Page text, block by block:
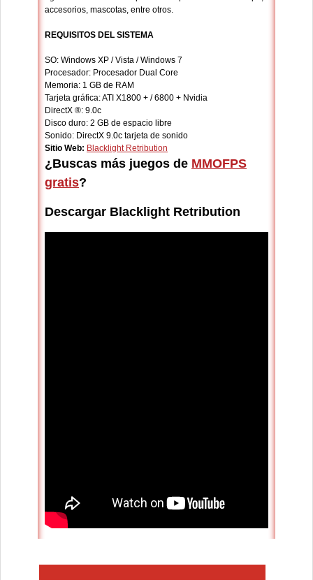
accesorios, mascotas, entre otros.
REQUISITOS DEL SISTEMA
SO: Windows XP / Vista / Windows 7
Procesador: Procesador Dual Core
Memoria: 1 GB de RAM
Tarjeta gráfica: ATI X1800 + / 6800 + Nvidia
DirectX ®: 9.0c
Disco duro: 2 GB de espacio libre
Sonido: DirectX 9.0c tarjeta de sonido
Sitio Web: Blacklight Retribution
¿Buscas más juegos de MMOFPS
gratis?
Descargar Blacklight Retribution